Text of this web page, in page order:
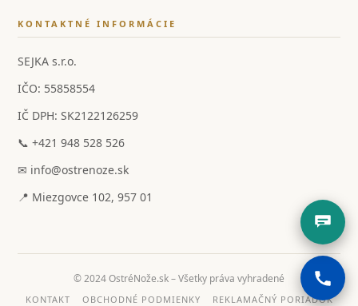
KONTAKTNÉ INFORMÁCIE
SEJKA s.r.o.
IČO: 55858554
IČ DPH: SK2122126259
📞 +421 948 528 526
✉ info@ostrenoze.sk
📍 Miezgovce 102, 957 01
© 2024 OstréNože.sk – Všetky práva vyhradené
KONTAKT OBCHODNÉ PODMIENKY REKLAMAČNÝ PORIADOK